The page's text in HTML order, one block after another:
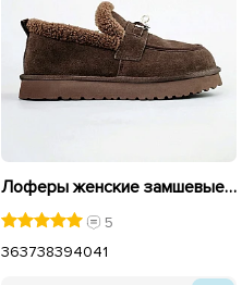
Лоферы женские замшевые на меху 593383 Коричневый
5
363738394041